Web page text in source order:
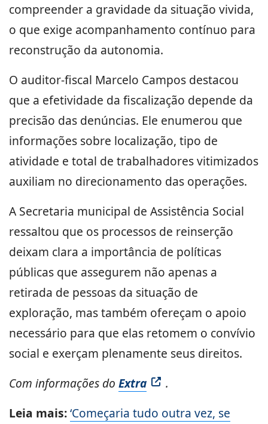
compreender a gravidade da situação vivida,
o que exige acompanhamento contínuo para
reconstrução da autonomia.
O auditor-fiscal Marcelo Campos destacou
que a efetividade da fiscalização depende da
precisão das denúncias. Ele enumerou que
informações sobre localização, tipo de
atividade e total de trabalhadores vitimizados
auxiliam no direcionamento das operações.
A Secretaria municipal de Assistência Social
ressaltou que os processos de reinserção
deixam clara a importância de políticas
públicas que assegurem não apenas a
retirada de pessoas da situação de
exploração, mas também ofereçam o apoio
necessário para que elas retomem o convívio
social e exerçam plenamente seus direitos.
Com informações do Extra
.
Leia mais:‘Começaria tudo outra vez, se